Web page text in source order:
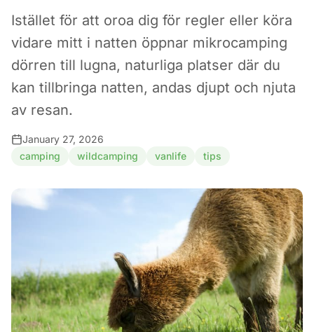
Istället för att oroa dig för regler eller köra
vidare mitt i natten öppnar mikrocamping
dörren till lugna, naturliga platser där du
kan tillbringa natten, andas djupt och njuta
av resan.
January 27, 2026
camping
wildcamping vanlife tips